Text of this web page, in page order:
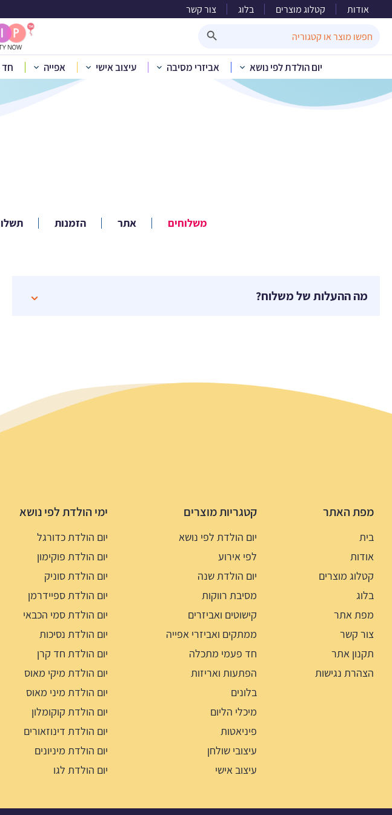
אודות קטלוג מוצרים בלוג צור קשר
for:
יום הולדת לפי נושא אביזרי מסיבה עיצוב אישי אפייה חד
»
משלוחים אתר הזמנות
מה ההעלות של משלוח?
מפת האתר
בית
אודות
קטלוג מוצרים
בלוג
מפת אתר
צור קשר
תקנון אתר
הצהרת נגישות
קטגריות מוצרים
יום הולדת לפי נושא
לפי אירוע
יום הולדת שנה
מסיבת רווקות
קישוטים ואביזרים
ממתקים ואביזרי אפייה
חד פעמי מתכלה
הפתעות ואריזות
בלונים
מיכלי הליום
פיניאטות
עיצובי שולחן
עיצוב אישי
ימי הולדת לפי נושא
יום הולדת כדורגל
יום הולדת פוקימון
יום הולדת סוניק
יום הולדת ספיידרמן
יום הולדת סמי הכבאי
יום הולדת נסיכות
יום הולדת חד קרן
יום הולדת מיקי מאוס
יום הולדת מיני מאוס
יום הולדת קוקומלון
יום הולדת דינוזאורים
יום הולדת מיניונים
יום הולדת לגו